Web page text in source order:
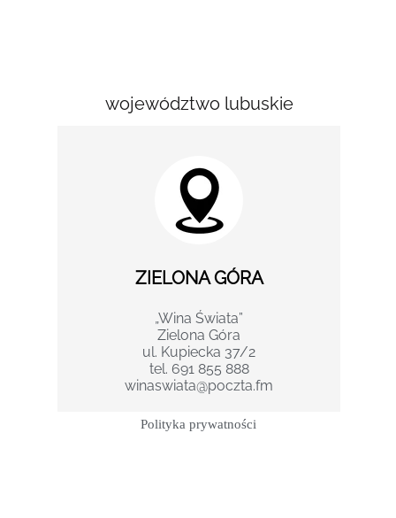
województwo lubuskie
ZIELONA GÓRA
„Wina Świata”
Zielona Góra
ul. Kupiecka 37/2
tel. 691 855 888
winaswiata@poczta.fm
Polityka prywatności